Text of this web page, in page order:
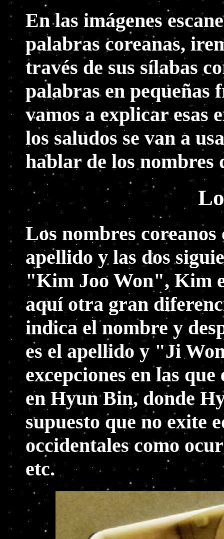
En las imágenes
palabras coreanas,
través de sus sílabas
palabras en pequeñas
vamos a explicar esas
los saludos se van a
hablar de los nombres
Los nombres
apellido y las dos
"Kim Joo Won", Kim
aquí otra gran
indica el nombre y
es el apellido y "Ji
excepciones en las
en Hyun Bin, donde
supuesto que no exite
occidentales como
etc.